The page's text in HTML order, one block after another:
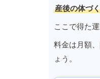
産後の体づ
ここで得た
料金は月額
ょう。